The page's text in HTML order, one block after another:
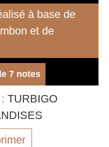
à base de
et de
7 notes
:TURBIGO